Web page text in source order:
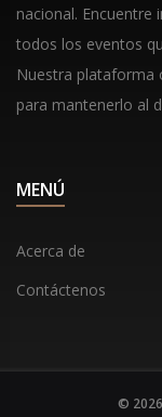
nacional.
todos los eventos
Nuestra plataforma
para mantenerlo al
MENÚ
Acerca de
Contáctenos
©